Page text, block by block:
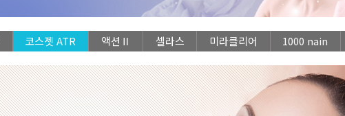
코스젯 ATR 액션Ⅱ 셀라스 미라클리어 1000 nain